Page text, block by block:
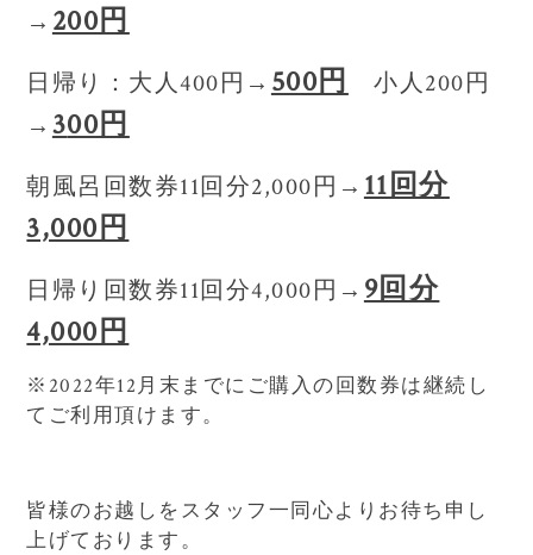
→ 200円
日帰り：大人400円→ 500円
小人200円
→ 300円
朝風呂回数券11回分2,000円→ 11回分
3,000円
日帰り回数券11回分4,000円→ 9回分
4,000円
※2022年12月末までにご購入の回数券は継続し
てご利用頂けます。
皆様のお越しをスタッフ一同心よりお待ち申し
上げております。